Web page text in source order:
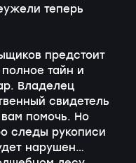
теперь
предстоит
тайн и
Владелец
свидетель
помочь. Но
следы рукописи
нарушен…